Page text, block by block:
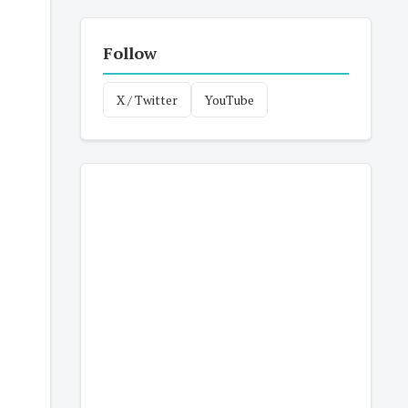
Follow
X / Twitter YouTube